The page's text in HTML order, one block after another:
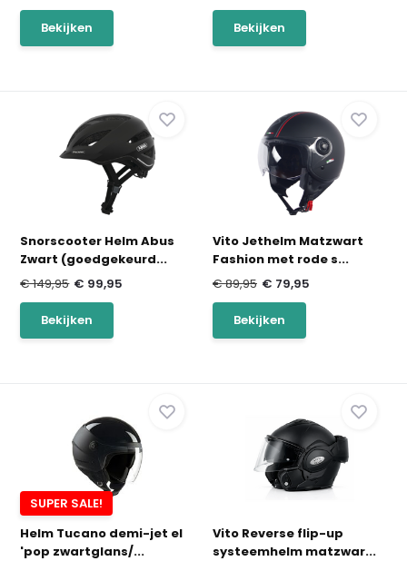
Bekijken Bekijken
Snorscooter Helm Abus
Zwart (goedgekeurd...
€ 149,95 € 99,95
Bekijken
Vito Jethelm Matzwart
Fashion met rode s...
€ 89,95 € 79,95
Bekijken
SUPER SALE!
Helm Tucano demi-jet el
'pop zwartglans/...
Vito Reverse flip-up
systeemhelm matzwar...